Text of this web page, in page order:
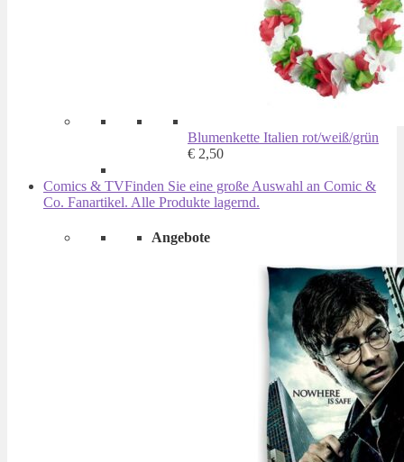
Blumenkette Italien rot/weiß/grün
€ 2,50
Comics & TVFinden Sie eine große Auswahl an Comic &
Co. Fanartikel. Alle Produkte lagernd.
Angebote